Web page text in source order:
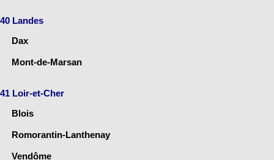
40 Landes
Dax
Mont-de-Marsan
41 Loir-et-Cher
Blois
Romorantin-Lanthenay
Vendôme